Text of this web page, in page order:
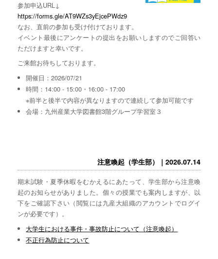
参加申込URL↓
https://forms.gle/AT9WZs3yEjcePWdz9
なお、直前の参加も受け付けております。
イベント最後にアンケートの提出をお願いしますのでご回答い
ただけますと幸いです。
ご来館お待ちしております。
開催日：2026/07/21
時間：14:00 - 15:00・16:00 - 17:00
※前半と後半で内容が異なりますので連続して参加可能です
会場：九州産業大学図書館3階グループ学習室３
注意喚起（学生部）｜2026.07.14
期末試験・夏季休暇をむかえるにあたって、学生部から注意喚
起のお知らせがありました。個々の授業でも案内しますが、以
下をご確認下さい（閲覧には九産大組織のアカウントでログイ
ンが必要です）。
大学生における事件・事故防止について（注意喚起）
不正行為防止について